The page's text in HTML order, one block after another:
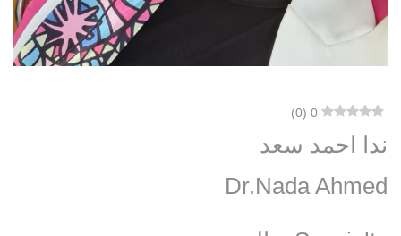
0
(
0
)
ندا احمد سعد
Dr.Nada Ahmed